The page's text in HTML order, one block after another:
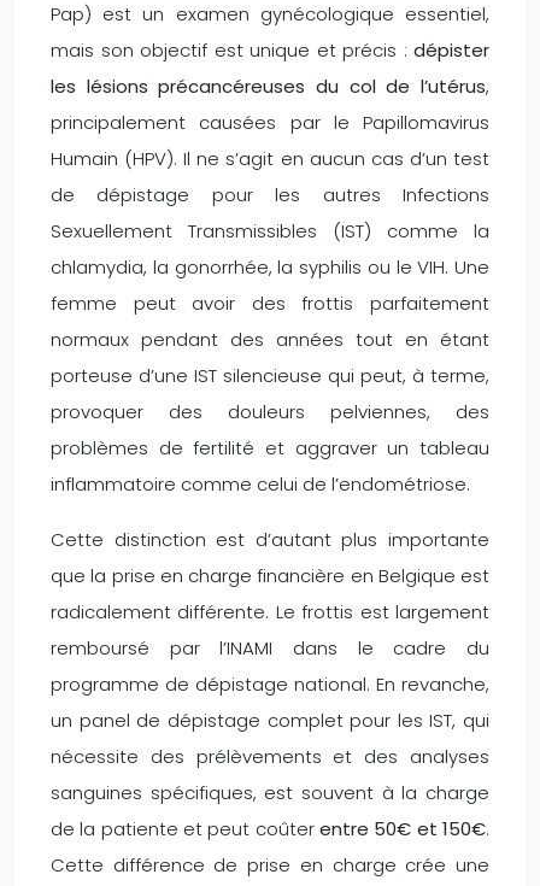
Pap) est un examen gynécologique essentiel,
mais son objectif est unique et précis : dépister
les lésions précancéreuses du col de l’utérus,
principalement causées par le Papillomavirus
Humain (HPV). Il ne s’agit en aucun cas d’un test
de dépistage pour les autres Infections
Sexuellement Transmissibles (IST) comme la
chlamydia, la gonorrhée, la syphilis ou le VIH. Une
femme peut avoir des frottis parfaitement
normaux pendant des années tout en étant
porteuse d’une IST silencieuse qui peut, à terme,
provoquer des douleurs pelviennes, des
problèmes de fertilité et aggraver un tableau
inflammatoire comme celui de l’endométriose.
Cette distinction est d’autant plus importante
que la prise en charge financière en Belgique est
radicalement différente. Le frottis est largement
remboursé par l’INAMI dans le cadre du
programme de dépistage national. En revanche,
un panel de dépistage complet pour les IST, qui
nécessite des prélèvements et des analyses
sanguines spécifiques, est souvent à la charge
de la patiente et peut coûterentre 50€ et 150€.
Cette différence de prise en charge crée une